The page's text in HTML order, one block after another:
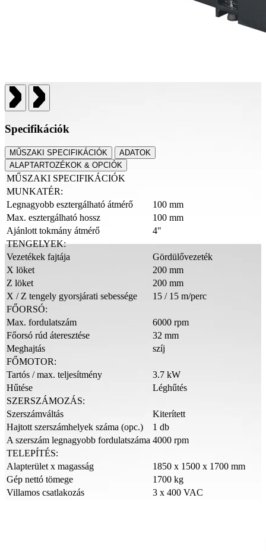
Specifikációk
MŰSZAKI SPECIFIKÁCIÓK
ADATOK
ALAPTARTOZÉKOK & OPCIÓK
MŰSZAKI SPECIFIKÁCIÓK
MUNKATÉR:
Legnagyobb esztergálható átmérő
100 mm
Max. esztergálható hossz
100 mm
Ajánlott tokmány átmérő
4"
TENGELYEK:
Vezetékek fajtája
Gördülővezeték
X löket
200 mm
Z löket
200 mm
X / Z tengely gyorsjárati sebessége
15 / 15 m/perc
FŐORSÓ:
Max. fordulatszám
6000 rpm
Főorsó rúd áteresztése
32 mm
Meghajtás
szíj
FŐMOTOR:
Tartós / max. teljesítmény
3.7 kW
Hűtése
Léghűtés
SZERSZÁMOZÁS:
Szerszámváltás
Kiterített
Hajtott szerszámhelyek száma (opc.)
1 db
A szerszám legnagyobb fordulatszáma 4000 rpm
TELEPÍTÉS:
Alapterület x magasság
1850 x 1500 x 1700 mm
Gép nettó tömege
1700 kg
Villamos csatlakozás
3 x 400 VAC